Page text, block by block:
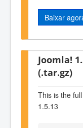
Baixar
Joomla!
(.tar.gz)
This is the
1.5.13